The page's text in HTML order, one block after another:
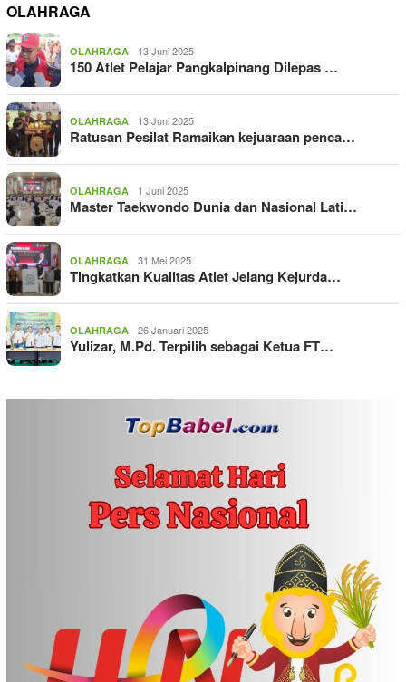
OLAHRAGA
OLAHRAGA 13 Juni 2025
150 Atlet Pelajar Pangkalpinang Dilepas …
OLAHRAGA 13 Juni 2025
Ratusan Pesilat Ramaikan kejuaraan penca…
OLAHRAGA 1 Juni 2025
Master Taekwondo Dunia dan Nasional Lati…
OLAHRAGA 31 Mei 2025
Tingkatkan Kualitas Atlet Jelang Kejurda…
OLAHRAGA 26 Januari 2025
Yulizar, M.Pd. Terpilih sebagai Ketua FT…